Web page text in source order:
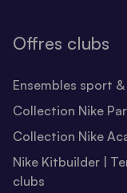
Offres clubs
Ensembles sport
Collection Nike
Collection Nike
Nike Kitbuilder |
clubs